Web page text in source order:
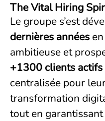
The Vital Hiring
Le groupe s’est
dernières années
ambitieuse et
+1300 clients actifs
centralisée pour
transformation
tout en